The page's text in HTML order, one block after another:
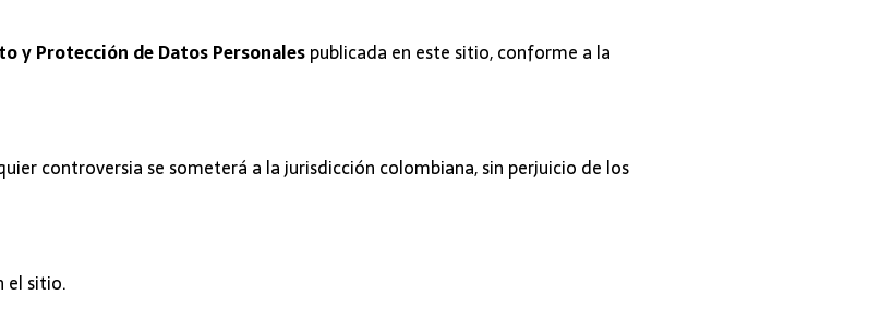
y Protección de Datos Personalespublicada en este sitio, conforme a la
controversia se someterá a la jurisdicción colombiana, sin perjuicio de los
el sitio.